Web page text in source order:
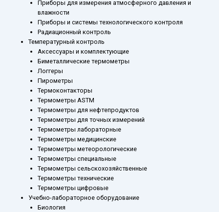
Приборы для измерения атмосферного давления и
влажности
Приборы и системы технологического контроля
Радиационный контроль
Температурный контроль
Аксессуары и комплектующие
Биметаллические термометры
Логгеры
Пирометры
Термоконтакторы
Термометры ASTM
Термометры для нефтепродуктов
Термометры для точных измерений
Термометры лабораторные
Термометры медицинские
Термометры метеорологические
Термометры специальные
Термометры сельскохозяйственные
Термометры технические
Термометры цифровые
Учебно-лабораторное оборудование
Биология